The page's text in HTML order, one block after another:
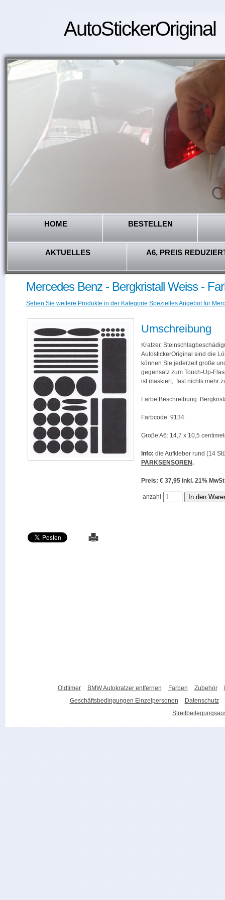
AutoStickerOriginal
HOME BESTELLEN
AKTUELLES A6, PREIS
Mercedes Benz - Bergkristall Weiss -
Sehen Sie weitere Produkte in der Kategorie Spezielles Angebot für
Umschreibung
Kratzer,
AutostickerOriginal sind die
können Sie jederzeit große
gegensatz zum Touch-Up-
ist maskiert, fast nichts mehr
Farbe Beschreibung:
Farbcode: 9134.
Groβe A6: 14,7 x 10,5
Info: die Aufkleber rund (14
PARKSENSOREN.
Preis: € 37,95 inkl. 21%
anzahl
Oldtimer BMW Autokratzer entfernen Farben Zubehör
Geschäftsbedingungen Einzelpersonen
Datenschutz